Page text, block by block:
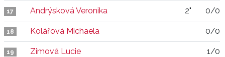
17 Andrýsková Veronika 2" 0/0
18 Kolářová Michaela 0/0
19 Zimová Lucie 1/0